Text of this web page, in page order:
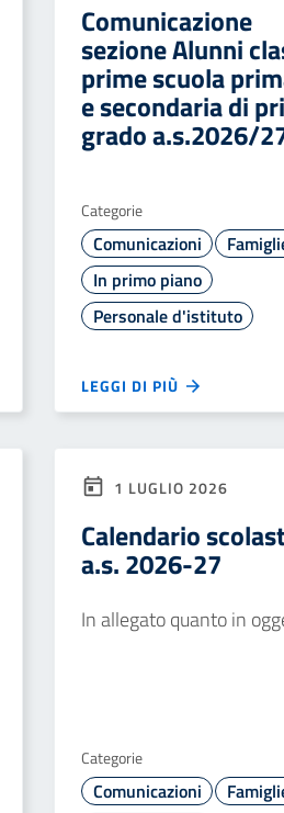
Comunicazione
sezione Alunni
prime scuola
e secondaria di
grado a.s.2026/
Categorie
Comunicazioni
In primo piano
Personale d'istituto
LEGGI DI PIÙ
1 LUGLIO 2026
Calendario
a.s. 2026-27
In allegato quanto in
Categorie
Comunicazioni